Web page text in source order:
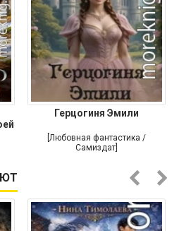
Герцогиня Эмили
[Любовная фантастика /
Самиздат]